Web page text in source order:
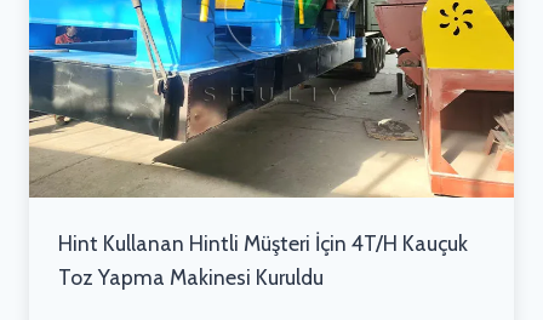
Hint Kullanan Hintli Müşteri İçin 4T/H Kauçuk
Toz Yapma Makinesi Kuruldu